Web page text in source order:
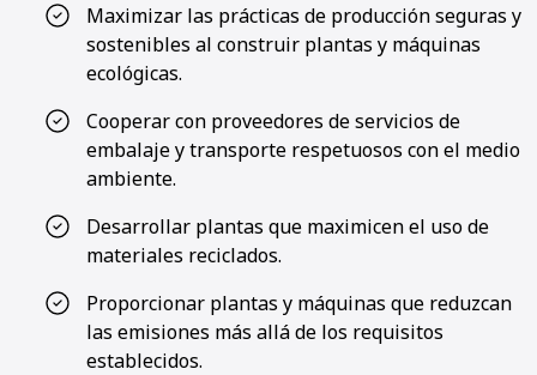
Maximizar las prácticas de producción seguras y
sostenibles al construir plantas y máquinas
ecológicas.
Cooperar con proveedores de servicios de
embalaje y transporte respetuosos con el medio
ambiente.
Desarrollar plantas que maximicen el uso de
materiales reciclados.
Proporcionar plantas y máquinas que reduzcan
las emisiones más allá de los requisitos
establecidos.